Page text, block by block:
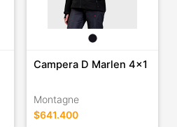
Campera D Marlen 4x1
Montagne
$641.400